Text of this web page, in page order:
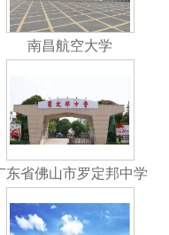
南昌航空大学
东省佛山市罗定邦中学